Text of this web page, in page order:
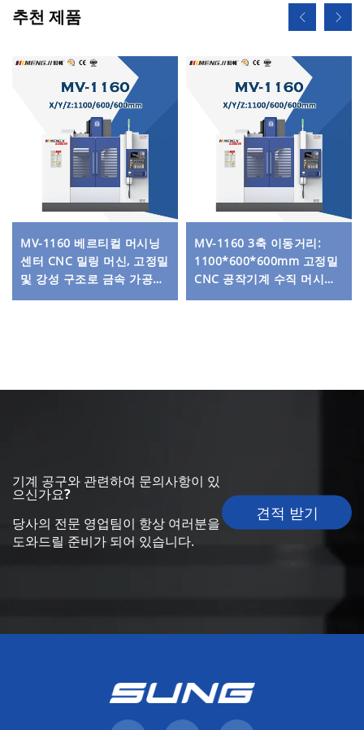
추천 제품
MV-1160 베르티컬 머시닝
센터 CNC 밀링 머신, 고정밀
및 강성 구조로 금속 가공에
최적
MV-1160 3축 이동거리:
1100*600*600mm 고정밀
CNC 공작기계 수직 머시닝
센터 미쓰비시 시스템 적용
기계 공구와 관련하여 문의사항이 있
으신가요?
당사의 전문 영업팀이 항상 여러분을
도와드릴 준비가 되어 있습니다.
견적 받기